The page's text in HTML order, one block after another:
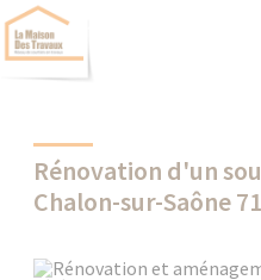
Rénovation d'un
Chalon-sur-Saône